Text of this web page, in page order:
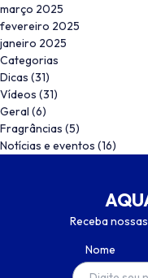
março 2025
fevereiro 2025
janeiro 2025
Categorias
Dicas (31)
Vídeos (31)
Geral (6)
Fragrâncias (5)
Notícias e eventos (16)
Receba
Nome